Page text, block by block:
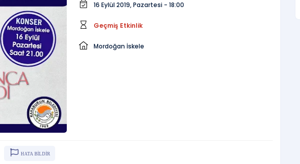
16 Eylül 2019, Pazartesi - 18:00
Geçmiş Etkinlik
Mordoğan İskele
HATA BİLDİR